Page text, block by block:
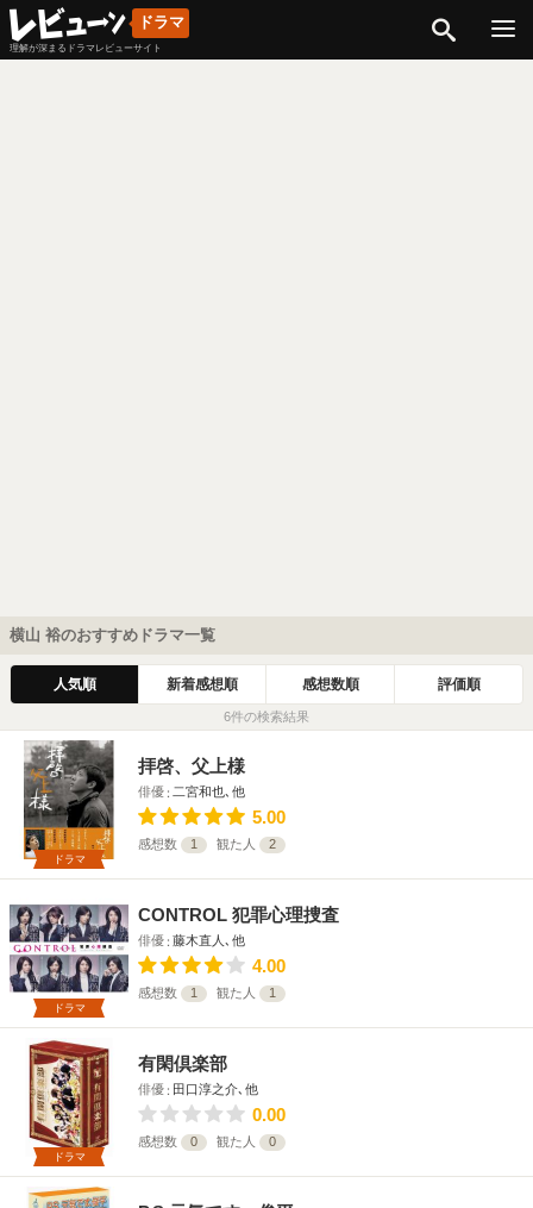
ドラマ
理解が深まるドラマレビューサイト
横山 裕のおすすめドラマ一覧
人気順 新着感想順 感想数順 評価順
6件の検索結果
ドラマ
拝啓、父上様
俳優 二宮和也､他
5.00
感想数 1 観た人 2
ドラマ
CONTROL 犯罪心理捜査
俳優 藤木直人､他
4.00
感想数 1 観た人 1
ドラマ
有閑倶楽部
俳優 田口淳之介､他
0.00
感想数 0 観た人 0